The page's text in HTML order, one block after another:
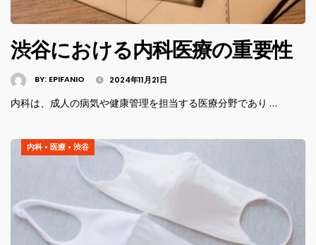
渋谷における内科医療の重要性
BY: EPIFANIO 2024年11月21日
内科は、成人の病気や健康管理を担当する医療分野であり …
内科 • 医療 • 渋谷